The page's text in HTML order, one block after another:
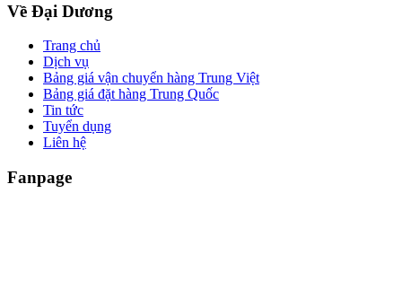
Về Đại Dương
Trang chủ
Dịch vụ
Bảng giá vận chuyển hàng Trung Việt
Bảng giá đặt hàng Trung Quốc
Tin tức
Tuyển dụng
Liên hệ
Fanpage